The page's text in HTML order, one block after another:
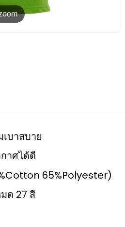
บาสบาย
าศได้ดี
65%Polyester)
ด 27 สี